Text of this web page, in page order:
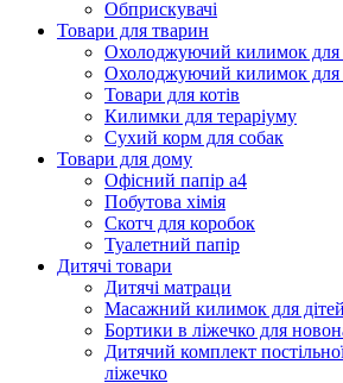
Обприскувачі
Товари для тварин
Охолоджуючий килимок для
Охолоджуючий килимок для
Товари для котів
Килимки для тераріуму
Сухий корм для собак
Товари для дому
Офісний папір а4
Побутова хімія
Скотч для коробок
Туалетний папір
Дитячі товари
Дитячі матраци
Масажний килимок для дітей
Бортики в ліжечко для
Дитячий комплект
ліжечко